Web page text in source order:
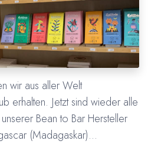
wir aus aller Welt
erhalten. Jetzt sind wieder alle
Bean to Bar Hersteller
(Madagaskar)...